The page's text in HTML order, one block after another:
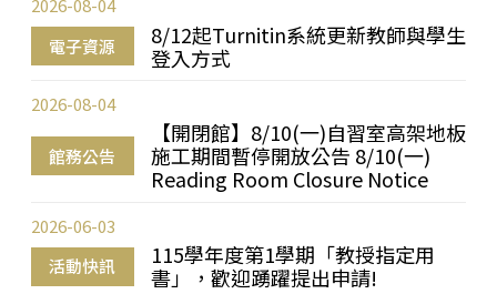
電子資源
8/12起Turnitin系統更新教師與學生
登入方式
2026-08-04
館務公告
【開閉館】8/10(一)自習室高架地板
施工期間暫停開放公告 8/10(一)
Reading Room Closure Notice
2026-08-04
活動快訊
115學年度第1學期「教授指定用
書」，歡迎踴躍提出申請!
2026-06-03